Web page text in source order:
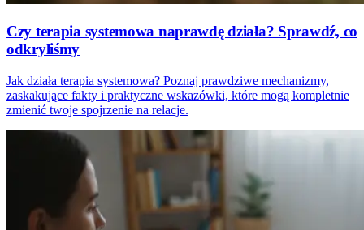
Czy terapia systemowa naprawdę działa? Sprawdź, co
odkryliśmy
Jak działa terapia systemowa? Poznaj prawdziwe mechanizmy,
zaskakujące fakty i praktyczne wskazówki, które mogą kompletnie
zmienić twoje spojrzenie na relacje.